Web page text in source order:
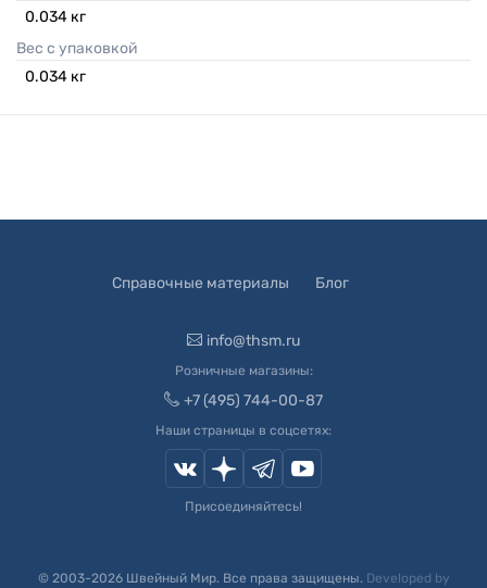
0.034 кг
Вес с упаковкой
0.034 кг
Справочные материалы Блог
info@thsm.ru
Розничные магазины:
+7 (495) 744-00-87
Наши страницы в соцсетях:
Присоединяйтесь!
© 2003-2026Швейный Мир. Все права защищены. Developed by